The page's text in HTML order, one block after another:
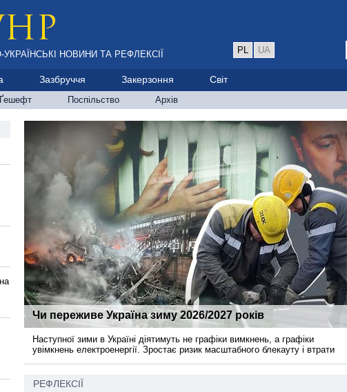
УКРАЇНСЬКІ НОВИНИ ТА РЕФЛЕКСІЇ PL UA
Зазбруччя Закерзоння Світ
Ґешефт Поспільство Архів
Чи переживе Україна зиму 2026/2027 років
Наступної зими в Україні діятимуть не графіки вимкнень, а графіки
увімкнень електроенергії. Зростає ризик масштабного блекауту і втрати
РЕФЛЕКСІЇ